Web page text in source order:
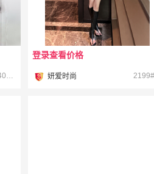
C1C40409+C1B40410-2 #
¥
妍爱时尚
登录查看价格